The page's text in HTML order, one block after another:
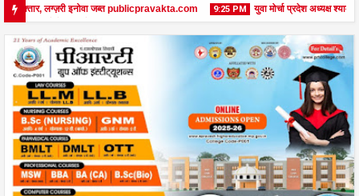
लग्ज़री इनोवा जब्त publicpravakta.com 9:25 PM
08 Feb
2026
युवा मोर्चा प्रदेश अध्यक्ष श्याम
गंभीर घायल में मेडिकल रेफर publicpravakta.com